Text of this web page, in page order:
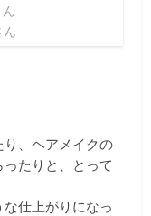
、ヘアメイクの
たりと、とって
仕上がりになっ